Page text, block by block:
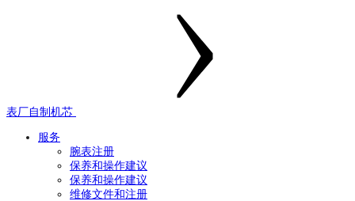
表厂自制机芯
服务
腕表注册
保养和操作建议
保养和操作建议
维修文件和注册